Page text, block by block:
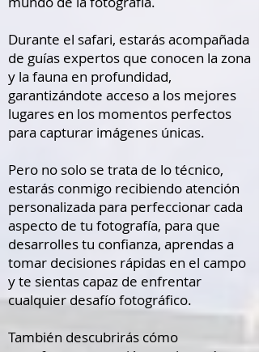
Durante el safari, estarás acompañada
de guías expertos que conocen la zona
y la fauna en profundidad,
garantizándote acceso a los mejores
lugares en los momentos perfectos
para capturar imágenes únicas.
Pero no solo se trata de lo técnico,
estarás conmigo recibiendo atención
personalizada para perfeccionar cada
aspecto de tu fotografía, para que
desarrolles tu confianza, aprendas a
tomar decisiones rápidas en el campo
y te sientas capaz de enfrentar
cualquier desafío fotográfico.
También descubrirás cómo